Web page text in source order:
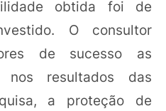
obtida foi de
O consultor
de sucesso as
nos resultados das
a proteção de